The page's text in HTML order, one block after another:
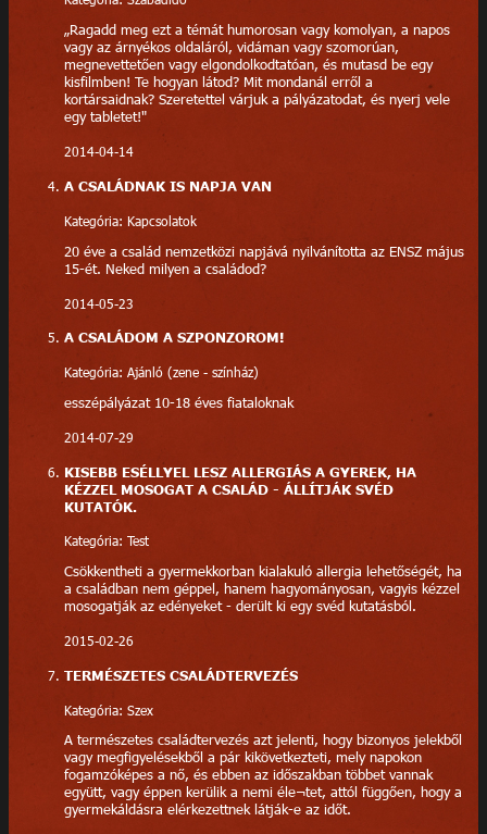
„Ragadd meg ezt a témát humorosan vagy komolyan, a napos
vagy az árnyékos oldaláról, vidáman vagy szomorúan,
megnevettetően vagy elgondolkodtatóan, és mutasd be egy
kisfilmben! Te hogyan látod? Mit mondanál erről a
kortársaidnak? Szeretettel várjuk a pályázatodat, és nyerj vele
egy tabletet!"
2014-04-14
A CSALÁDNAK IS NAPJA VAN
Kategória: Kapcsolatok
20 éve a család nemzetközi napjává nyilvánította az ENSZ május
15-ét. Neked milyen a családod?
2014-05-23
A CSALÁDOM A SZPONZOROM!
Kategória: Ajánló (zene - színház)
esszépályázat 10-18 éves fiataloknak
2014-07-29
KISEBB ESÉLLYEL LESZ ALLERGIÁS A GYEREK, HA
KÉZZEL MOSOGAT A CSALÁD - ÁLLÍTJÁK SVÉD
KUTATÓK.
Kategória: Test
Csökkentheti a gyermekkorban kialakuló allergia lehetőségét, ha
a családban nem géppel, hanem hagyományosan, vagyis kézzel
mosogatják az edényeket - derült ki egy svéd kutatásból.
2015-02-26
TERMÉSZETES CSALÁDTERVEZÉS
Kategória: Szex
A természetes családtervezés azt jelenti, hogy bizonyos jelekből
vagy megfigyelésekből a pár kikövetkezteti, mely napokon
fogamzóképes a nő, és ebben az időszakban többet vannak
együtt, vagy éppen kerülik a nemi éle¬tet, attól függően, hogy a
gyermekáldásra elérkezettnek látják-e az időt.